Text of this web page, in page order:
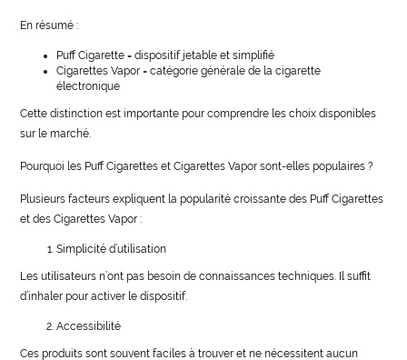
En résumé :
Puff Cigarette = dispositif jetable et simplifié
Cigarettes Vapor = catégorie générale de la cigarette
électronique
Cette distinction est importante pour comprendre les choix disponibles
sur le marché.
Pourquoi les Puff Cigarettes et Cigarettes Vapor sont-elles populaires ?
Plusieurs facteurs expliquent la popularité croissante des Puff Cigarettes
et des Cigarettes Vapor :
Simplicité d’utilisation
Les utilisateurs n’ont pas besoin de connaissances techniques. Il suffit
d’inhaler pour activer le dispositif.
Accessibilité
Ces produits sont souvent faciles à trouver et ne nécessitent aucun